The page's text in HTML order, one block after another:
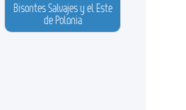
Bisontes Salvajes y el Este
de Polonia